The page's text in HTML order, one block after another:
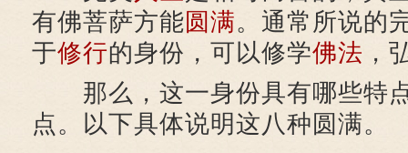
有佛菩萨方能圆满。通常所说的
于修行的身份，可以修学佛法 ，
那么，这一身份具有哪些特
点。以下具体说明这八种圆满。